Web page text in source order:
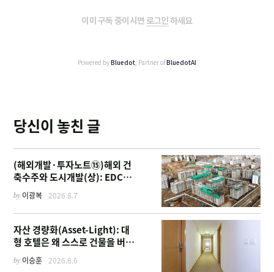
이미 구독 중이시면 로그인하세요
Powered byBluedot , Partner ofBluedotAI
당신이 놓친 글
(해외개발·투자노트⑮)해외 건
축수주와 도시개발(상): EDCF
부터 계열사 진출 위한 복합시설
까지
by 이광복 2026.8.7
자산 경량화(Asset-Light): 대
형 호텔은 왜 스스로 건물을 버리
고 '이름'만 팔기 시작했을까
by 이승훈 2026.8.6